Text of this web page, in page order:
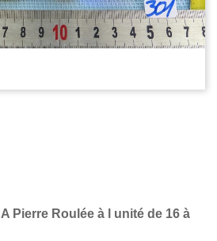
Pierre Roulée à l unité de 16 à